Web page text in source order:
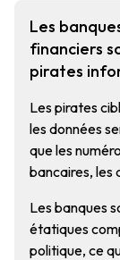
Les
financiers
pirates
Les pirates
les données
que les
bancaires, les
Les banques
étatiques
politique, ce